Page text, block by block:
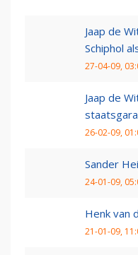
Jaap de
Schiphol
27-04-09,
Jaap de
26-02-09,
Sander
24-01-09,
Henk van
21-01-09,